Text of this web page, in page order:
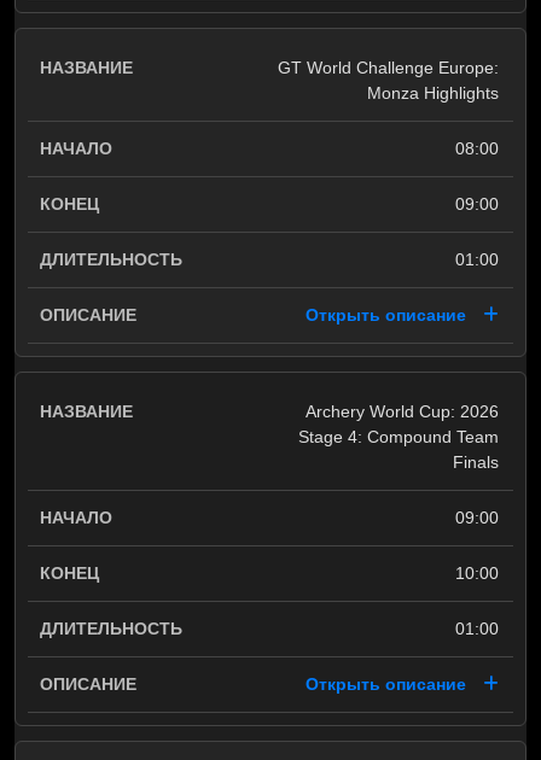
GT World Challenge Europe:
Monza Highlights
08:00
09:00
01:00
Открыть описание
Archery World Cup: 2026
Stage 4: Compound Team
Finals
09:00
10:00
01:00
Открыть описание